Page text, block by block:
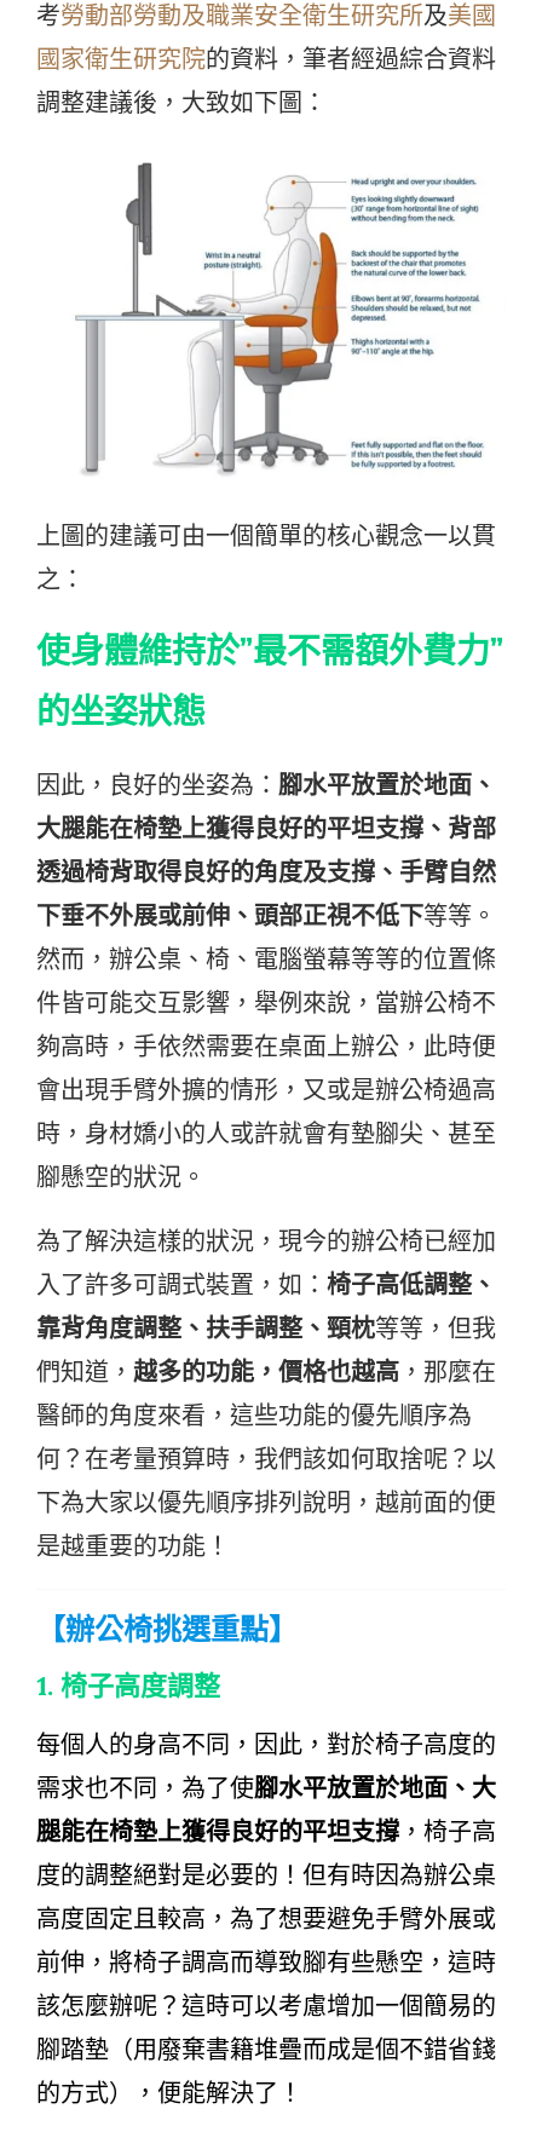
考勞動部勞動及職業安全衛生研究所及美國
國家衛生研究院的資料，筆者經過綜合資料
調整建議後，大致如下圖：
上圖的建議可由一個簡單的核心觀念一以貫
之：
使身體維持於”最不需額外費力”
的坐姿狀態
因此，良好的坐姿為： 腳水平放置於地面、
大腿能在椅墊上獲得良好的平坦支撐、背部
透過椅背取得良好的角度及支撐、手臂自然
下垂不外展或前伸、頭部正視不低下等等。
然而，辦公桌、椅、電腦螢幕等等的位置條
件皆可能交互影響，舉例來說，當辦公椅不
夠高時，手依然需要在桌面上辦公，此時便
會出現手臂外擴的情形，又或是辦公椅過高
時，身材嬌小的人或許就會有墊腳尖、甚至
腳懸空的狀況。
為了解決這樣的狀況，現今的辦公椅已經加
入了許多可調式裝置，如： 椅子高低調整、
靠背角度調整、扶手調整、頸枕等等，但我
們知道， 越多的功能，價格也越高 ，那麼在
醫師的角度來看，這些功能的優先順序為
何？在考量預算時，我們該如何取捨呢？以
下為大家以優先順序排列說明，越前面的便
是越重要的功能！
【辦公椅挑選重點】
1. 椅子高度調整
每個人的身高不同，因此，對於椅子高度的
需求也不同，為了使腳水平放置於地面、大
腿能在椅墊上獲得良好的平坦支撐 ，椅子高
度的調整絕對是必要的！但有時因為辦公桌
高度固定且較高，為了想要避免手臂外展或
前伸，將椅子調高而導致腳有些懸空，這時
該怎麼辦呢？這時可以考慮增加一個簡易的
腳踏墊（用廢棄書籍堆疊而成是個不錯省錢
的方式），便能解決了！